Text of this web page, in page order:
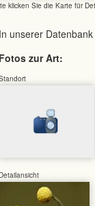
klicken Sie die Karte für
unserer
zur Art: